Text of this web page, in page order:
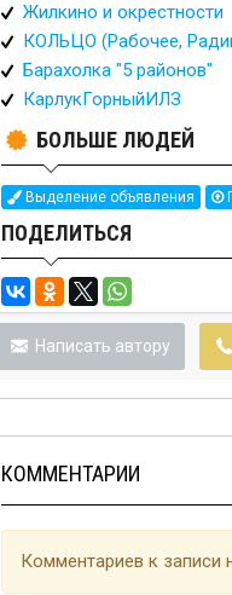
Жилкино и окрестности
КОЛЬЦО (Рабочее,
Барахолка "5 районов"
КарлукГорныйИЛЗ
БОЛЬШЕ ЛЮДЕЙ
Выделение объявления
ПОДЕЛИТЬСЯ
Написать автору
КОММЕНТАРИИ
Комментариев к записи